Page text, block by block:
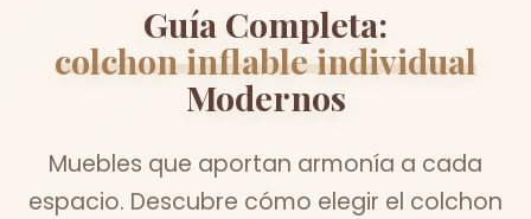
Guía Completa:
colchon inflable individual
Modernos
Muebles que aportan armonía a cada
espacio. Descubre cómo elegir el colchon